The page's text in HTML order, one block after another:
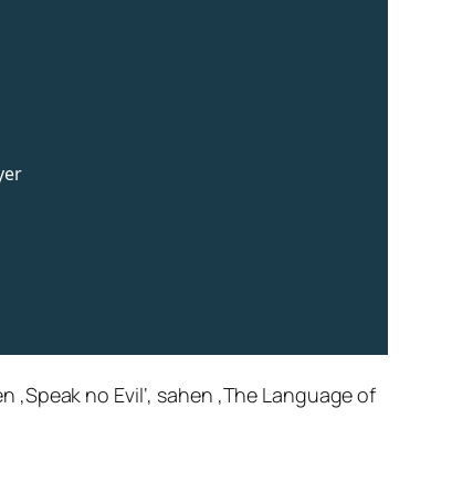
no Evil‘, sahen ‚The Language of